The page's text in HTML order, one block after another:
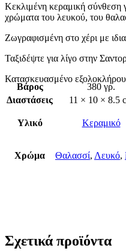
Κεκλιμένη κεραμική σύνθεση
χρώματα του λευκού, του
Ζωγραφισμένη στο χέρι με
Ταξιδέψτε για λίγο στην
Κατασκευασμένο
Βάρος
380 γρ.
Διαστάσεις
11 × 10 × 8.5
Υλικό Κεραμικό
Χρώμα Θαλασσί, Λευκό,
Σχετικά προϊόντα